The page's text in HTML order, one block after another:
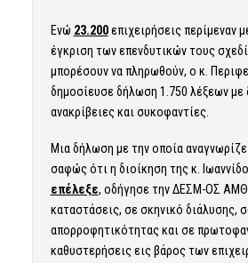
Ενώ 23.200επιχειρήσεις περίμεναν
έγκριση των επενδυτικών τους
μπορέσουν να πληρωθούν, ο κ.
δημοσίευσε δήλωση 1.750 λέξεων με
ανακρίβειες και συκοφαντίες.
Μια δήλωση με την οποία
σαφώς ότι η διοίκηση της κ.
επέλεξε, οδήγησε την ΔΕΣΜ-ΟΣ
καταστάσεις, σε σκηνικό διάλυσης,
απορροφητικότητας και σε
καθυστερήσεις εις βάρος των